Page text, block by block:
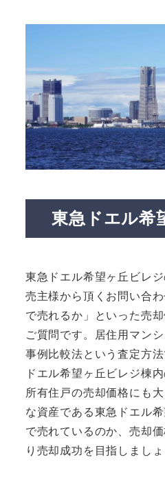
東急ドエル希
東急ドエル希望ヶ丘ビレ
売主様から頂くお問い合
で売れるか」といった売
ご質問です。居住用マン
事例比較法という査定方
ドエル希望ヶ丘ビレジ棟
所有住戸の売却価格にも
な資産である東急ドエル
で売れているのか、売却
り売却成功を目指しましょ